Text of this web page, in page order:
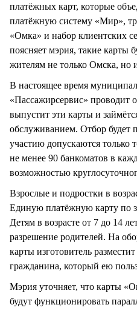
платёжных карт, которые
платёжную систему «Мир»,
«Омка» и набор клиентских
поясняет мэрия, такие карты
жителям не только Омска, но
В настоящее время
«Пассажирсервис» проводит
выпустит эти карты и
обслуживанием. Отбор будет
участию допускаются только
не менее 90 банкоматов в
возможностью
Взрослые и подростки в
Единую платёжную карту по
Детям в возрасте от 7 до 14
разрешение родителей. На
карты изготовитель
гражданина, который ею
Мэрия уточняет, что карты
будут функционировать